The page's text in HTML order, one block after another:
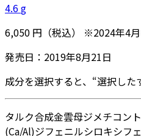
4.6g
6,050 円 （税込） ※2024年4月
発売日： 2019年8月21日
成分を選択すると、“選択した
タルク合成金雲母ジメチコン
(Ca/Al)ジフェニルシロキシフ